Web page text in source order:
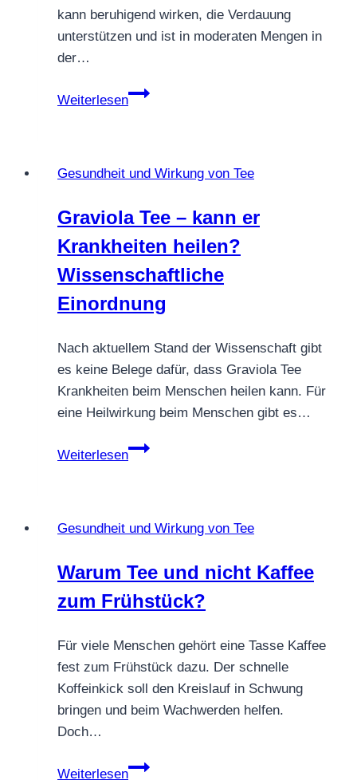
Lebensstil
kann beruhigend wirken, die Verdauung
unterstützen und ist in moderaten Mengen in
der…
Weiterlesen
Kamillentee
Gesundheit und Wirkung von Tee
Graviola Tee – kann er
Krankheiten heilen?
Wissenschaftliche
Einordnung
Nach aktuellem Stand der Wissenschaft gibt
es keine Belege dafür, dass Graviola Tee
Krankheiten beim Menschen heilen kann. Für
eine Heilwirkung beim Menschen gibt es…
Weiterlesen
Graviola
er
heilen?
Wissenschaftliche
Gesundheit und Wirkung von Tee
Warum Tee und nicht Kaffee
zum Frühstück?
Für viele Menschen gehört eine Tasse Kaffee
fest zum Frühstück dazu. Der schnelle
Koffeinkick soll den Kreislauf in Schwung
bringen und beim Wachwerden helfen.
Doch…
Weiterlesen
Warum